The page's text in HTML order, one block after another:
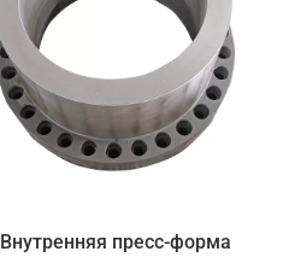
Внутренняя пресс-форма